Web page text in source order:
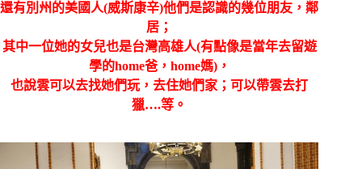
還有別州的美國人(威斯康辛)他們是認識的幾位朋友，鄰
居；
其中一位她的女兒也是台灣高雄人(有點像是當年去留遊
學的home爸，home媽)，
也說雲可以去找她們玩，去住她們家；可以帶雲去打
獵….等。